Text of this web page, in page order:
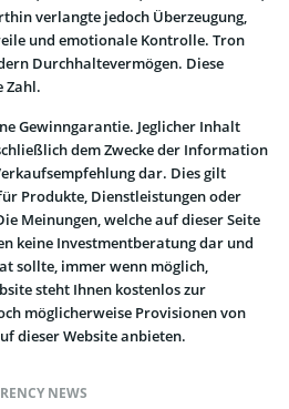
verlangte jedoch Überzeugung,
und emotionale Kontrolle. Tron
Durchhaltevermögen. Diese
Zahl.
Gewinngarantie. Jeglicher Inhalt
dem Zwecke der Information
dar. Dies gilt
Produkte, Dienstleistungen oder
Meinungen, welche auf dieser Seite
keine Investmentberatung dar und
sollte, immer wenn möglich,
steht Ihnen kostenlos zur
möglicherweise Provisionen von
dieser Website anbieten.
NEWS